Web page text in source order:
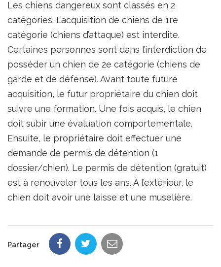
Les chiens dangereux sont classés en 2
catégories. L’acquisition de chiens de 1re
catégorie (chiens d’attaque) est interdite.
Certaines personnes sont dans l’interdiction de
posséder un chien de 2e catégorie (chiens de
garde et de défense). Avant toute future
acquisition, le futur propriétaire du chien doit
suivre une formation. Une fois acquis, le chien
doit subir une évaluation comportementale.
Ensuite, le propriétaire doit effectuer une
demande de permis de détention (1
dossier/chien). Le permis de détention (gratuit)
est à renouveler tous les ans. À l’extérieur, le
chien doit avoir une laisse et une muselière.
Partager